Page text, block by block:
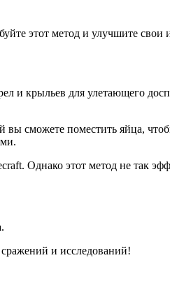
этот метод и улучшите свои
и крыльев для улетающего
вы сможете поместить яйца,
Однако этот метод не так
и исследований!